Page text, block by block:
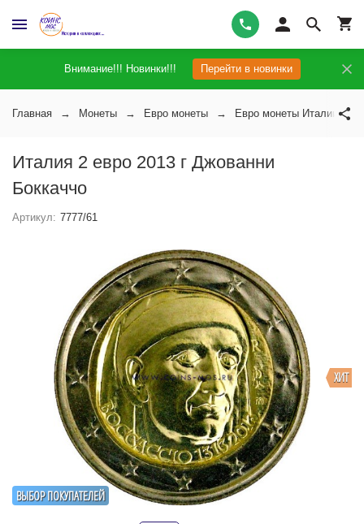
Внимание!!! Новинки!!! Перейти в новинки
Главная Монеты Евро монеты Евро монеты Италии
Италия 2 евро 2013 г Джованни
Боккаччо
Артикул: 7777/61
ВЫБОР ПОКУПАТЕЛЕЙ
ХИТ